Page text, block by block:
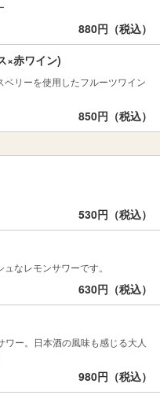
880円（税込）
×赤ワイン)
リーを使用したフルーツワイン
850円（税込）
530円（税込）
なレモンサワーです。
630円（税込）
ー。日本酒の風味も感じる大人
980円（税込）